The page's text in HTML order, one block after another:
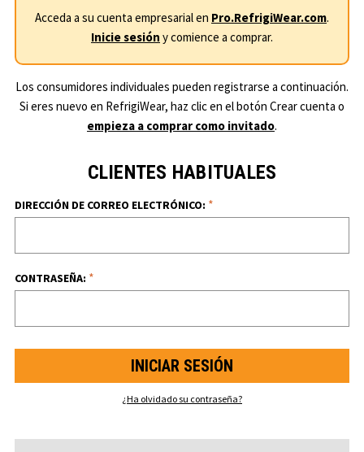
Acceda a su cuenta empresarial en Pro.RefrigiWear.com.
Inicie sesión y comience a comprar.
Los consumidores individuales pueden registrarse a continuación.
Si eres nuevo en RefrigiWear, haz clic en el botón Crear cuenta o
empieza a comprar como invitado.
CLIENTES HABITUALES
DIRECCIÓN DE CORREO ELECTRÓNICO: *
CONTRASEÑA: *
¿Ha olvidado su contraseña?